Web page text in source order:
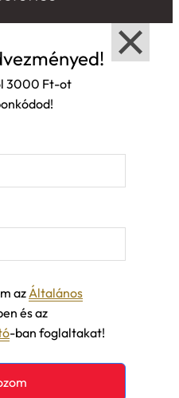
3000 Ft-ot
azÁltalános
és az
-ban foglaltakat!